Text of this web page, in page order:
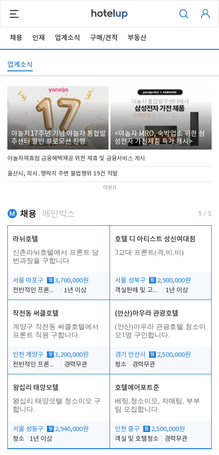
채용 인재 업계소식 구매/견적 부동산
업계소식
야놀자17주년 기념 야놀자 통합발
주센터 할인 프로모션 진행
<야놀자 MRO, 숙박업소 위한 삼
성전자 가전제품 특가 개시>
야놀자제휴점 금융혜택제공 위한 제휴 및 금융서비스 게시
울산시, 피서․행락지 주변 불법행위 19건 적발
더보기
채용 메인박스 1 / 5
라뉘호텔
신촌라뉘호텔에서 프론트 당
번과장을 구합니다.
서울 마포구 월 3,700,000원
전반적인 프론트 당번업무
1년 이상
호텔 디 아티스트 성신여대점
3교대 프론트(격,비,비)
서울 성북구 월 2,900,000원
객실판매 및 고객응대
1년 이상
작전동 써클호텔
계양구 작전동 써클호텔에서
프론트 직원 구합니다.
인천 계양구 월 3,200,000원
전반적인 프론트 업무
경력무관
(안산)아우라 관광호텔
(안산)아우라 관광호텔 청소이
모1명 구인합니다.
경기 안산시 월 2,500,000원
청소
경력무관
왕십리 태양모텔
왕십리 태양모텔 청소이모 구
합니다.
서울 성동구 월 2,940,000원
청소
1년 이상
호텔에어포트준
베팅,청소이모, 자매팀, 부부
팀 모집합니다.
인천 중구 월 2,500,000원
객실 및 호텔청소
경력무관